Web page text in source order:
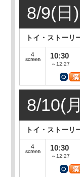
8/9(日)
トイ・ストーリ
10:30
～12:27
8/10(
トイ・ストーリ
10:30
～12:27